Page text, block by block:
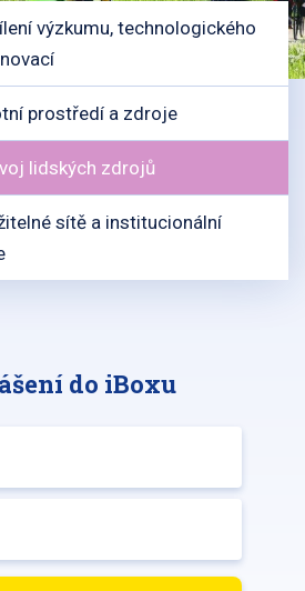
výzkumu, technologického
prostředí a zdroje
lidských zdrojů
sítě a institucionální
do iBoxu